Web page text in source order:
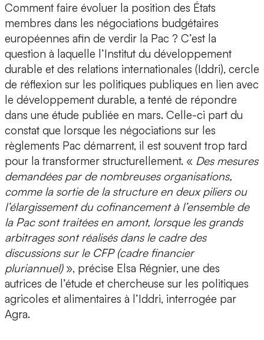
Comment faire évoluer la position des États
membres dans les négociations budgétaires
européennes afin de verdir la Pac ? C’est la
question à laquelle l’Institut du développement
durable et des relations internationales (Iddri), cercle
de réflexion sur les politiques publiques en lien avec
le développement durable, a tenté de répondre
dans une étude publiée en mars. Celle-ci part du
constat que lorsque les négociations sur les
règlements Pac démarrent, il est souvent trop tard
pour la transformer structurellement. « Des mesures
demandées par de nombreuses organisations,
comme la sortie de la structure en deux piliers ou
l’élargissement du cofinancement à l’ensemble de
la Pac sont traitées en amont, lorsque les grands
arbitrages sont réalisés dans le cadre des
discussions sur le CFP (cadre financier
pluriannuel) », précise Elsa Régnier, une des
autrices de l’étude et chercheuse sur les politiques
agricoles et alimentaires à l’Iddri, interrogée par
Agra.